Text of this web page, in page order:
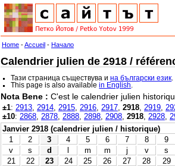
Home -Accueil - Начало
Calendrier julien de 2918 /
Тази страница съществува ина български език
This page is also availablein English
Nota Bene : C'est le calendrier julien
±1: 2913 2914 2915 2916 2917 2918 2919
±10: 2868 2878 2888 2898 2908 2918 2928
Janvier 2918 (calendrier julien / historique)
1
2 3 4 5 6 7 8 9
v
s d l m m j v s
21
22 23 24 25 26 27 28 29